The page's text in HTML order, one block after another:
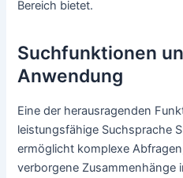
Bereich bietet.
Suchfunktionen
Anwendung
Eine der herausragenden
leistungsfähige Suchsprache
ermöglicht komplexe
verborgene Zusammenhänge